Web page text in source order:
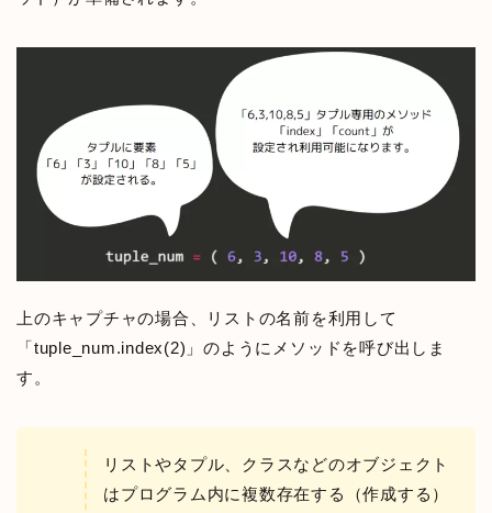
上のキャプチャの場合、リストの名前を利用して
「tuple_num.index(2)」のようにメソッドを呼び出しま
す。
リストやタプル、クラスなどのオブジェクト
はプログラム内に複数存在する（作成する）